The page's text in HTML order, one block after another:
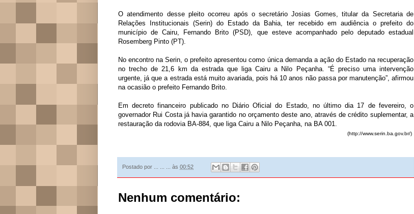
O atendimento desse pleito ocorreu após o secretário Josias Gomes, titular da Secretaria de
Relações Institucionais (Serin) do Estado da Bahia, ter recebido em audiência o prefeito do
município de Cairu, Fernando Brito (PSD), que esteve acompanhado pelo deputado estadual
Rosemberg Pinto (PT).
No encontro na Serin, o prefeito apresentou como única demanda a ação do Estado na recuperação
no trecho de 21,6 km da estrada que liga Cairu a Nilo Peçanha. “É preciso uma intervenção
urgente, já que a estrada está muito avariada, pois há 10 anos não passa por manutenção”, afirmou
na ocasião o prefeito Fernando Brito.
Em decreto financeiro publicado no Diário Oficial do Estado, no último dia 17 de fevereiro, o
governador Rui Costa já havia garantido no orçamento deste ano, através de crédito suplementar, a
restauração da rodovia BA-884, que liga Cairu a Nilo Peçanha, na BA 001.
(http://www.serin.ba.gov.br/)
Postado por às 00:52
Nenhum comentário: